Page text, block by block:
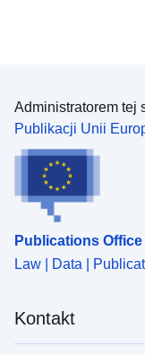
Administratorem tej
Publikacji Unii
Publications
Law | Data |
Kontakt